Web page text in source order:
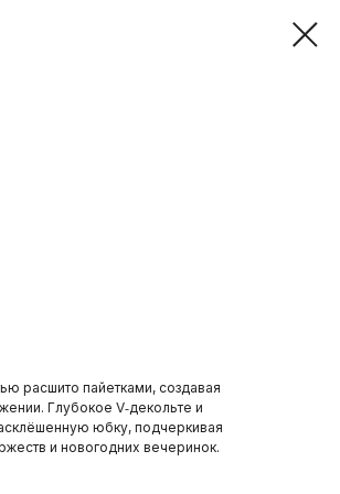
расшито пайетками, создавая
Глубокое V‑декольте и
юбку, подчеркивая
и новогодних вечеринок.